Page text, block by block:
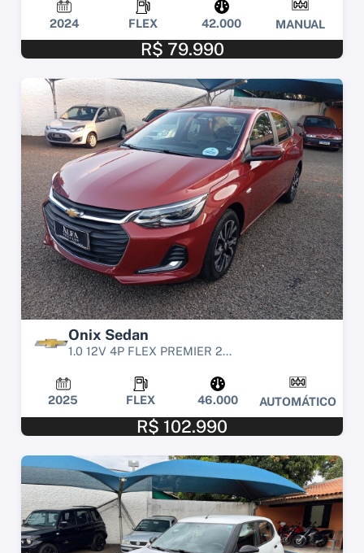
2024 FLEX 42.000 MANUAL
R$ 79.990
Onix Sedan
1.0 12V 4P FLEX PREMIER 2...
2025 FLEX 46.000 AUTOMÁTICO
R$ 102.990